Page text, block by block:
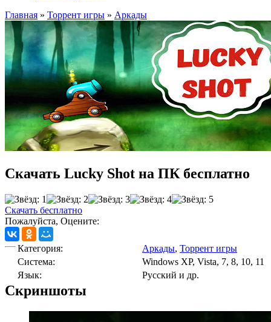
Главная » Торрент игры » Аркады
Скачать Lucky Shot на ПК бесплатно
Скачать бесплатно
Пожалуйста, Оцените:
Категория: Аркады, Торрент игры
Cистема:
Windows XP, Vista, 7, 8, 10, 11
Язык:
Русский и др.
Скриншоты